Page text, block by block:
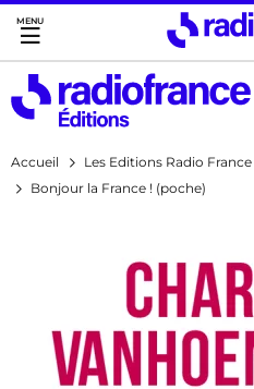
Accès direct :
Menu principal
Contenu
Accueil Les Editions Radio France
Bonjour la France ! (poche)